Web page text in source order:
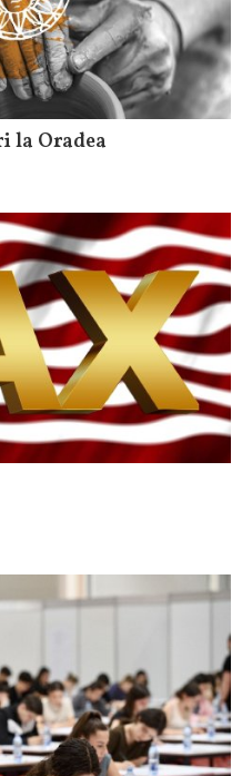
la Oradea